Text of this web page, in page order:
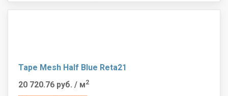
Tape Mesh Half Blue Reta21
20 720.76 руб. / м2